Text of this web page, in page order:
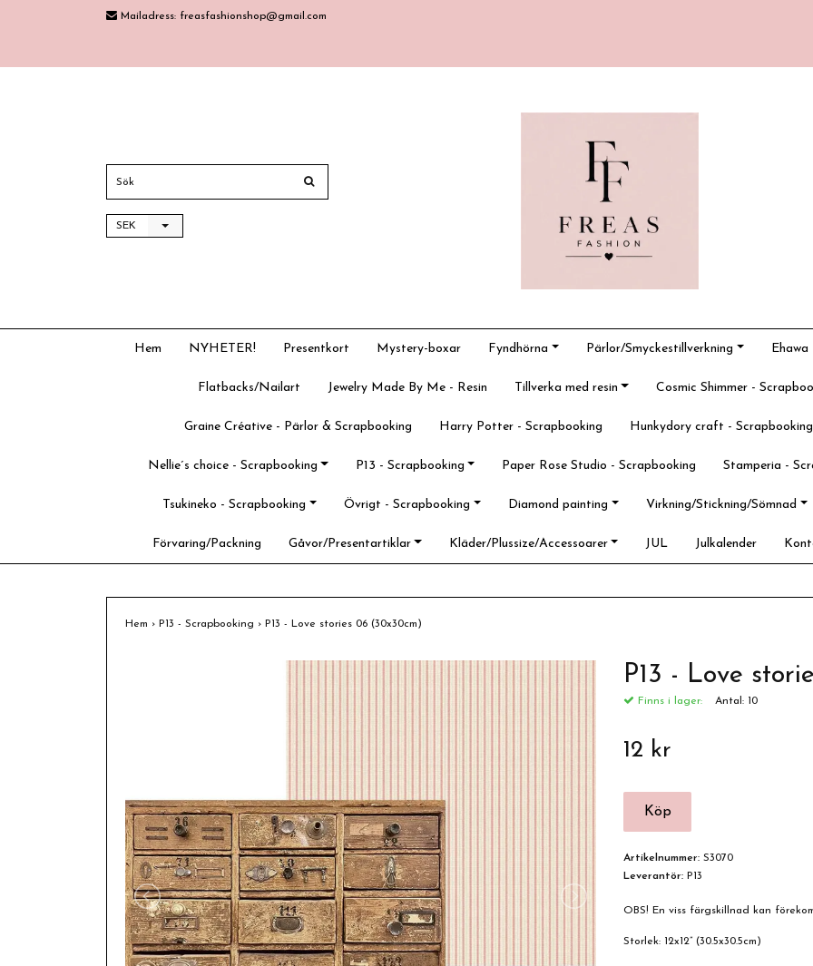
Mailadress: freasfashionshop@gmail.com
SEK
Hem NYHETER! Presentkort Mystery-boxar Fyndhörna Pärlor/Smyckestillverkning Ehawa
Flatbacks/Nailart Jewelry Made By Me - Resin Tillverka med resin Cosmic Shimmer -
Graine Créative - Pärlor & Scrapbooking Harry Potter - Scrapbooking Hunkydory craft - Scrapbooking
Nellie´s choice - Scrapbooking P13 - Scrapbooking Paper Rose Studio - Scrapbooking Stamperia -
Tsukineko - Scrapbooking Övrigt - Scrapbooking Diamond painting Virkning/Stickning/Sömnad
Förvaring/Packning Gåvor/Presentartiklar Kläder/Plussize/Accessoarer JUL Julkalender
Hem › P13 - Scrapbooking › P13 - Love stories 06 (30x30cm)
P13 - Love
Finns i lager: Antal: 10
12 kr
Artikelnummer: S3070
Leverantör: P13
OBS! En viss färgskillnad kan
Storlek: 12x12” (30.5x30.5cm)